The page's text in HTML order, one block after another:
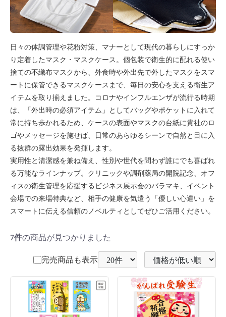
日々の体調管理や花粉対策、マナーとして現代の暮らしにすっか
り定着したマスク・マスクケース。個包装で衛生的に配れる使い
捨ての不織布マスクから、外食時や外出先で外したマスクをスマ
ートに保管できるマスクケースまで、毎日の安心を支える衛生ア
イテムを取り揃えました。コロナやインフルエンザが流行る時期
は、「外出時の必須アイテム」としてバッグやポケットに入れて
常に持ち歩かれるため、ケースの表面やマスクの台紙に貴社のロ
ゴやメッセージを施せば、日常のあらゆるシーンで自然と目に入
る抜群の露出効果を発揮します。
実用性と清潔感を兼ね備え、性別や世代を問わず誰にでも喜ばれ
る万能なラインナップ。クリニックや調剤薬局の開院記念、オフ
ィスの衛生管理を応援するビジネス展示会のバラマキ、イベント
会場での来場特典など、相手の健康を気遣う「優しい心遣い」を
スマートに伝える信頼のノベルティとしてぜひご活用ください。
7件の商品が見つかりました
完売商品も表示